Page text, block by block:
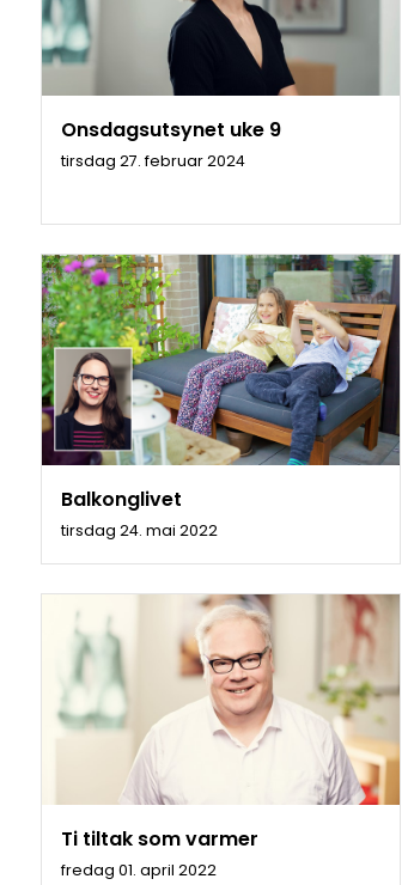
Onsdagsutsynet uke 9
tirsdag 27. februar 2024
Balkonglivet
tirsdag 24. mai 2022
Ti tiltak som varmer
fredag 01. april 2022